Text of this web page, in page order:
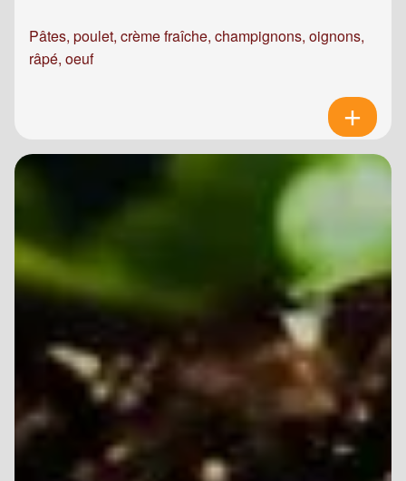
Pâtes, poulet, crème fraîche, champignons, oignons,
râpé, oeuf